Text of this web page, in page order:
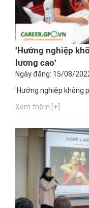
'Hướng nghiệp
lương cao'
Ngày đăng: 15/08/
'Hướng nghiệp không
Xem thêm [+]